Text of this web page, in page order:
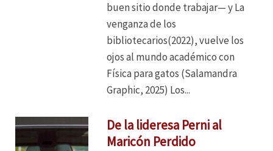
buen sitio donde trabajar— y La
venganza de los
bibliotecarios(2022), vuelve los
ojos al mundo académico con
Física para gatos (Salamandra
Graphic, 2025) Los...
De la lideresa Perni al
Maricón Perdido